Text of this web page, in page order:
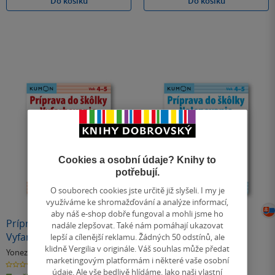
Príprava do škôlky
Vyfarbovanie
Yonezu Yusuke & další
0.0
z
Príprava do škôlky
Nalepovanie
Yonezu Yusuke& další
0.0
z
Cookies a osobní údaje? Knihy to
potřebují.
O souborech cookies jste určitě již slyšeli. I my je
využíváme ke shromažďování a analýze informací,
aby náš e-shop dobře fungoval a mohli jsme ho
nadále zlepšovat. Také nám pomáhají ukazovat
lepší a cílenější reklamu. Žádných 50 odstínů, ale
klidně Vergilia v originále. Váš souhlas může předat
marketingovým platformám i některé vaše osobní
údaje. Ale vše bedlivě hlídáme. Jako naši vlastní